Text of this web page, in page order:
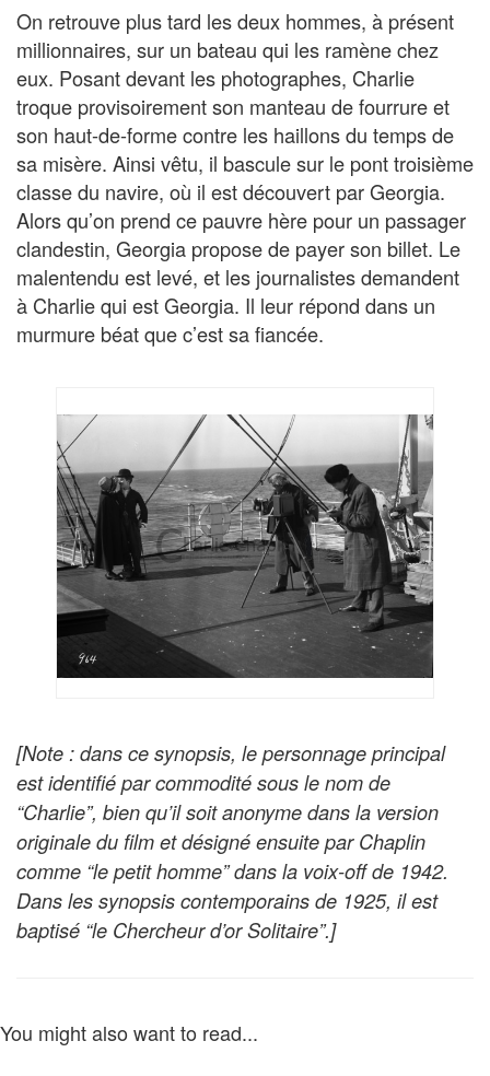
On retrouve plus tard les deux hommes, à présent
millionnaires, sur un bateau qui les ramène chez
eux. Posant devant les photographes, Charlie
troque provisoirement son manteau de fourrure et
son haut-de-forme contre les haillons du temps de
sa misère. Ainsi vêtu, il bascule sur le pont troisième
classe du navire, où il est découvert par Georgia.
Alors qu’on prend ce pauvre hère pour un passager
clandestin, Georgia propose de payer son billet. Le
malentendu est levé, et les journalistes demandent
à Charlie qui est Georgia. Il leur répond dans un
murmure béat que c’est sa fiancée.
[Note : dans ce synopsis, le personnage principal
est identifié par commodité sous le nom de
“Charlie”, bien qu’il soit anonyme dans la version
originale du film et désigné ensuite par Chaplin
comme “le petit homme” dans la voix-off de 1942.
Dans les synopsis contemporains de 1925, il est
baptisé “le Chercheur d’or Solitaire”.]
You might also want to read...